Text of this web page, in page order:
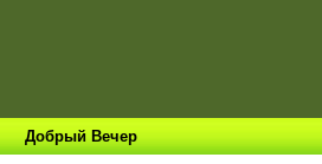
Добрый Вечер